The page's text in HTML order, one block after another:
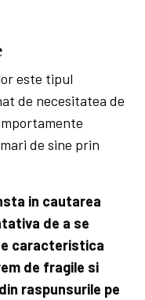
este tipul
de necesitatea de
de sine prin
in cautarea
de a se
caracteristica
de fragile si
raspunsurile pe